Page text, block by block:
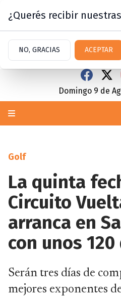
Domingo 9 de
Golf
La quinta
Circuito
arranca en
con unos
Serán tres días de
mejores exponentes
¿Querés recibir
NO, GRACIAS ACEPTAR